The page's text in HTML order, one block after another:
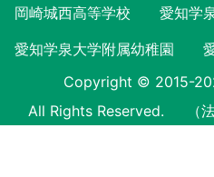
岡崎城西高等学校
愛知学
愛知学泉大学附属幼稚園
Copyright © 2015-
All Rights Reserved.
（